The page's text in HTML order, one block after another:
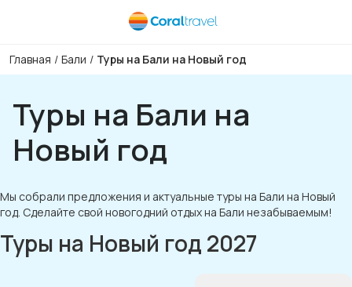
Главная / Бали / Туры на Бали на Новый год
Туры на Бали на
Новый год
Мы собрали предложения и актуальные туры на Бали на Новый
год. Сделайте свой новогодний отдых на Бали незабываемым!
Туры на Новый год 2027